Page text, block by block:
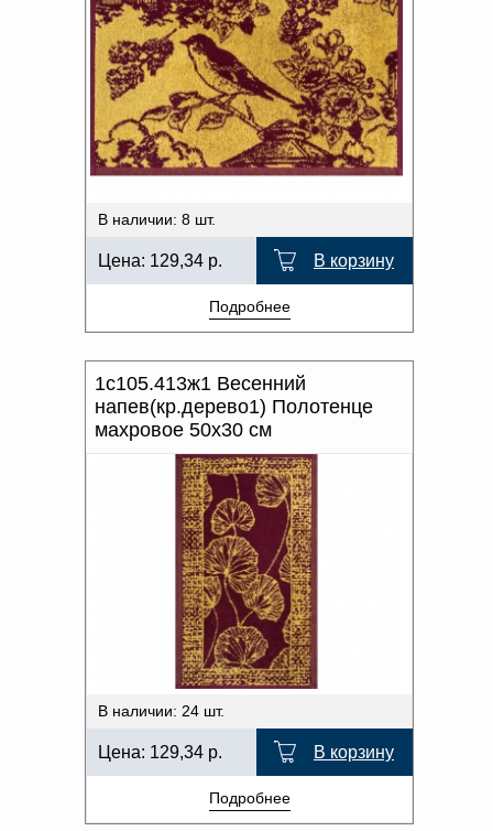
В наличии: 8 шт.
Цена: 129,34 р. В корзину
Подробнее
1с105.413ж1 Весенний
напев(кр.дерево1) Полотенце
махровое 50х30 см
В наличии: 24 шт.
Цена: 129,34 р. В корзину
Подробнее